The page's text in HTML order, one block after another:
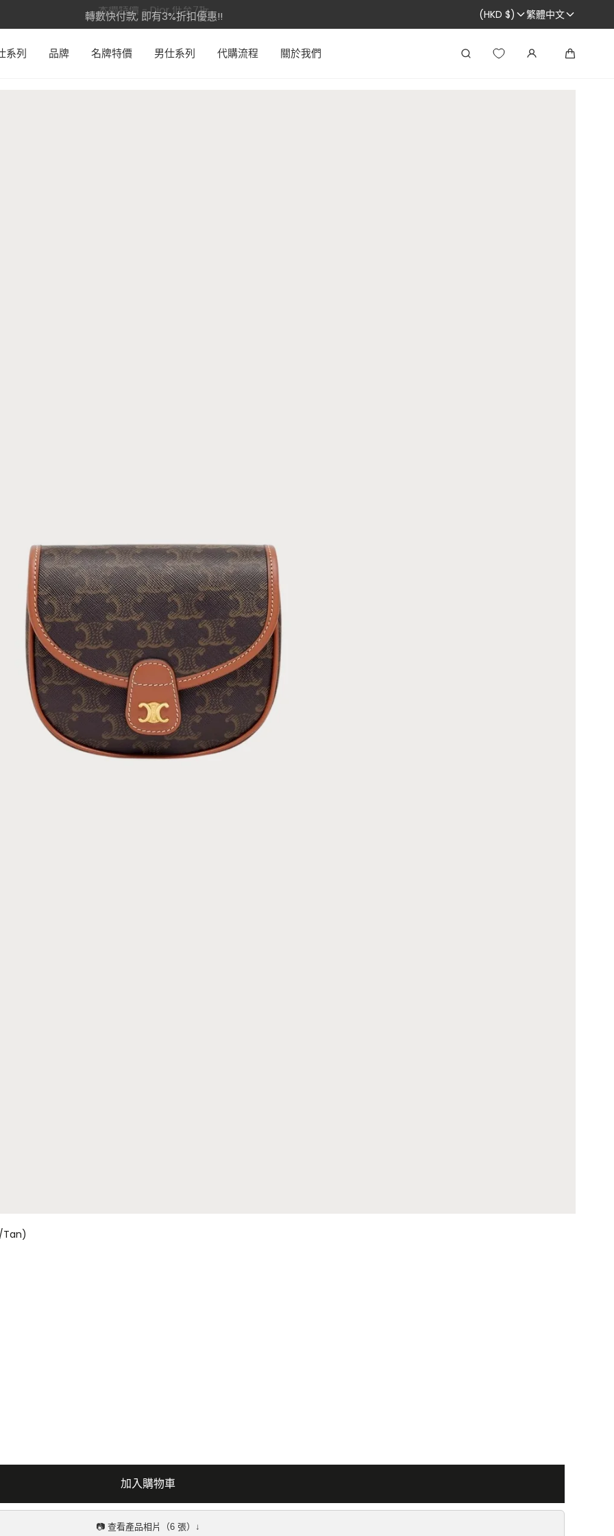
本週特價 - Dior 低至7折
轉數快付款, 即有3%折扣優惠!! (HKD $) 繁體中文
系列 品牌 名牌特價 男仕系列 代購流程 關於我們
搜
Tan)
加入購物車
📷 查看產品相片（6 張）↓